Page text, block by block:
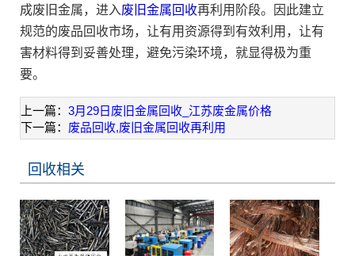
成废旧金属，进入废旧金属回收再利用阶段。因此建立
规范的废品回收市场，让有用资源得到有效利用，让有
害材料得到妥善处理，避免污染环境，就显得极为重
要。
上一篇： 3月29日废旧金属回收_江苏废金属价格
下一篇： 废品回收,废旧金属回收再利用
回收相关